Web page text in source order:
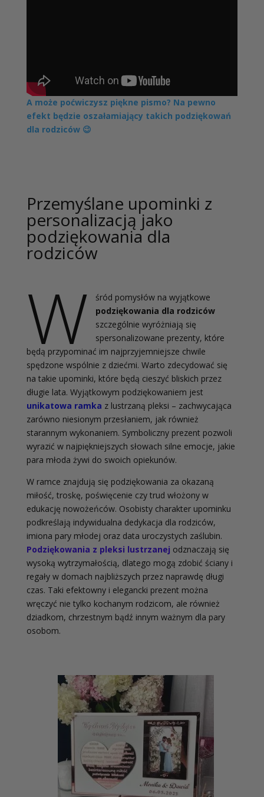
A może poćwiczysz piękne pismo? Na pewno
efekt będzie oszałamiający takich podziękowań
dla rodziców 😉
Przemyślane upominki z
personalizacją jako
podziękowania dla
rodziców
W
śród pomysłów na wyjątkowe
podziękowania dla rodziców
szczególnie wyróżniają się
spersonalizowane prezenty, które
będą przypominać im najprzyjemniejsze chwile
spędzone wspólnie z dziećmi. Warto zdecydować się
na takie upominki, które będą cieszyć bliskich przez
długie lata. Wyjątkowym podziękowaniem jest
unikatowa ramka z lustrzaną pleksi – zachwycająca
zarówno niesionym przesłaniem, jak również
starannym wykonaniem. Symboliczny prezent pozwoli
wyrazić w najpiękniejszych słowach silne emocje, jakie
para młoda żywi do swoich opiekunów.
W ramce znajdują się podziękowania za okazaną
miłość, troskę, poświęcenie czy trud włożony w
edukację nowożeńców. Osobisty charakter upominku
podkreślają indywidualna dedykacja dla rodziców,
imiona pary młodej oraz data uroczystych zaślubin.
Podziękowania z pleksi lustrzanej odznaczają się
wysoką wytrzymałością, dlatego mogą zdobić ściany i
regały w domach najbliższych przez naprawdę długi
czas. Taki efektowny i elegancki prezent można
wręczyć nie tylko kochanym rodzicom, ale również
dziadkom, chrzestnym bądź innym ważnym dla pary
osobom.